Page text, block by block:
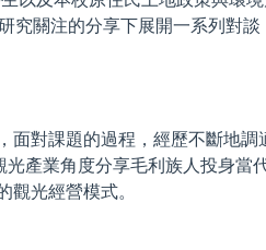
關注的分享下展開一系列對
對課題的過程，經歷不斷地
產業角度分享毛利族人投身當
光經營模式。